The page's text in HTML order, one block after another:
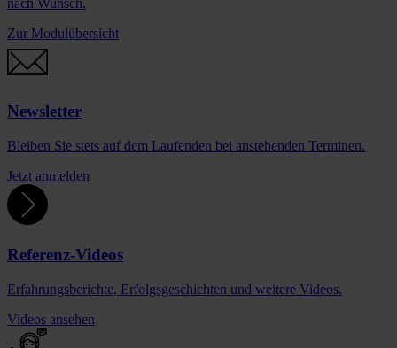
Zur Modulübersicht
Newsletter
Bleiben Sie stets auf dem Laufenden bei anstehenden Terminen.
Jetzt anmelden
Referenz-Videos
Erfahrungsberichte, Erfolgsgeschichten und weitere Videos.
Videos ansehen